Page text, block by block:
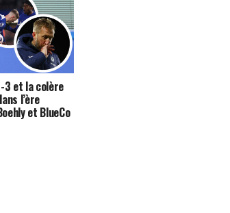
3 et la colère
l’ère
et BlueCo